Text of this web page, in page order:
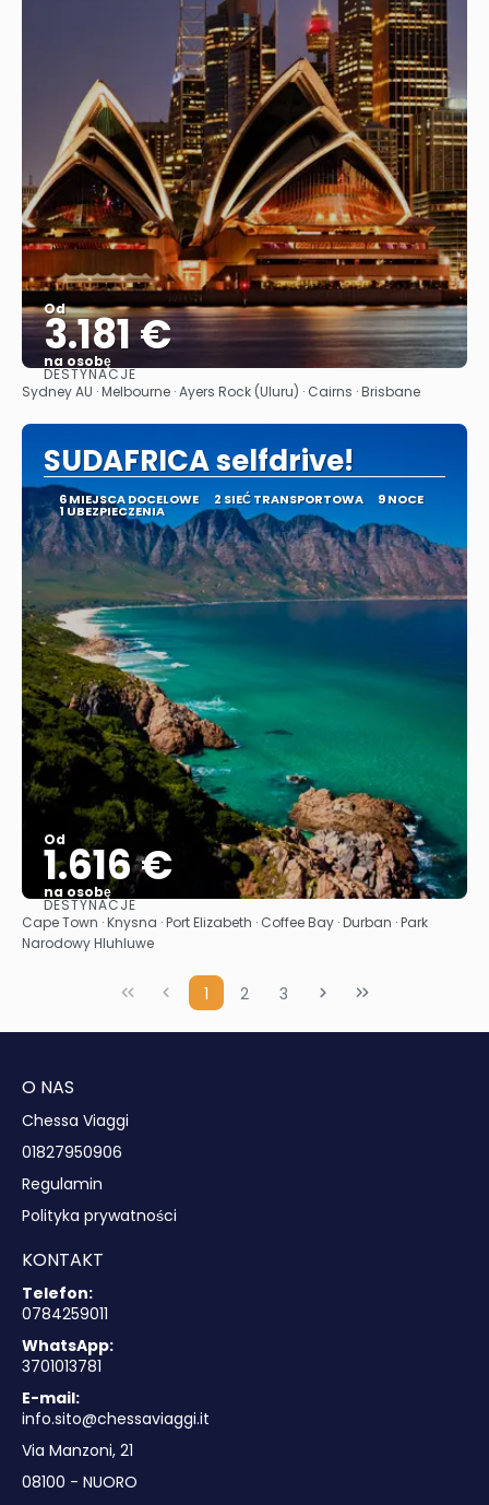
Od
3.181 €
na osobę
Zobacz
DESTYNACJE
Sydney AU · Melbourne · Ayers Rock (Uluru) · Cairns · Brisbane
SUDAFRICA selfdrive!
6 MIEJSCA DOCELOWE 2 SIEĆ TRANSPORTOWA 9 NOCE
1 UBEZPIECZENIA
Od
1.616 €
na osobę
Zobacz
DESTYNACJE
Cape Town · Knysna · Port Elizabeth · Coffee Bay · Durban · Park
Narodowy Hluhluwe
1 2 3
O NAS
Chessa Viaggi
01827950906
Regulamin
Polityka prywatności
KONTAKT
Telefon:
0784259011
WhatsApp:
3701013781
E-mail:
info.sito@chessaviaggi.it
Via Manzoni, 21
08100 - NUORO